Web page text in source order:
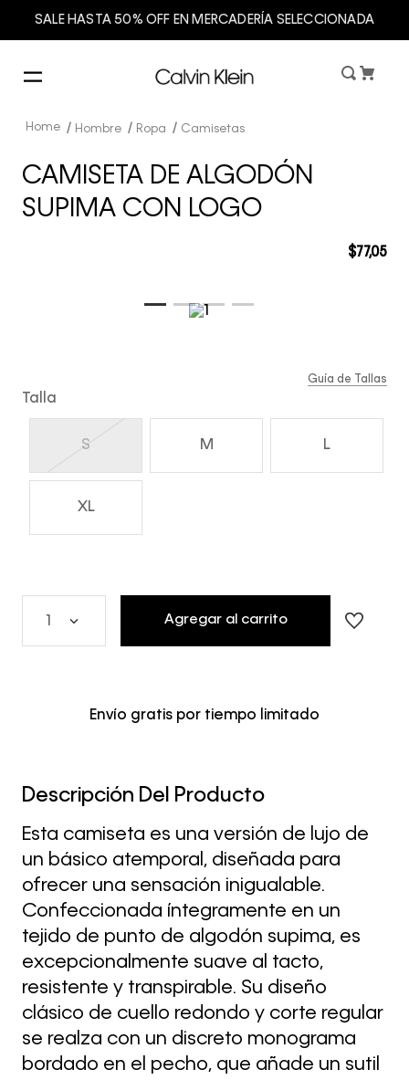
SALE HASTA 50% OFF EN MERCADERÍA SELECCIONADA
Hombre Ropa Camisetas
CAMISETA DE ALGODÓN
SUPIMA CON LOGO
$77,05
Talla
S M L
XL
Guía de Tallas
Agregar al carrito
Envío gratis por tiempo limitado
Descripción Del Producto
Esta camiseta es una versión de lujo de
un básico atemporal, diseñada para
ofrecer una sensación inigualable.
Confeccionada íntegramente en un
tejido de punto de algodón supima, es
excepcionalmente suave al tacto,
resistente y transpirable. Su diseño
clásico de cuello redondo y corte regular
se realza con un discreto monograma
bordado en el pecho, que añade un sutil